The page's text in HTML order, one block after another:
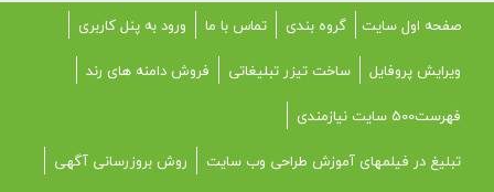
صفحه اول سایت گروه بندی تماس با ما
ورود به پنل کاربری
ویرایش پروفایل
ساخت تیزر تبلیغاتی
فروش دامنه های رند
فهرست500 سایت نیازمندی
تبلیغ در فیلمهای آموزش طراحی وب سایت
روش بروزرسانی آگهی